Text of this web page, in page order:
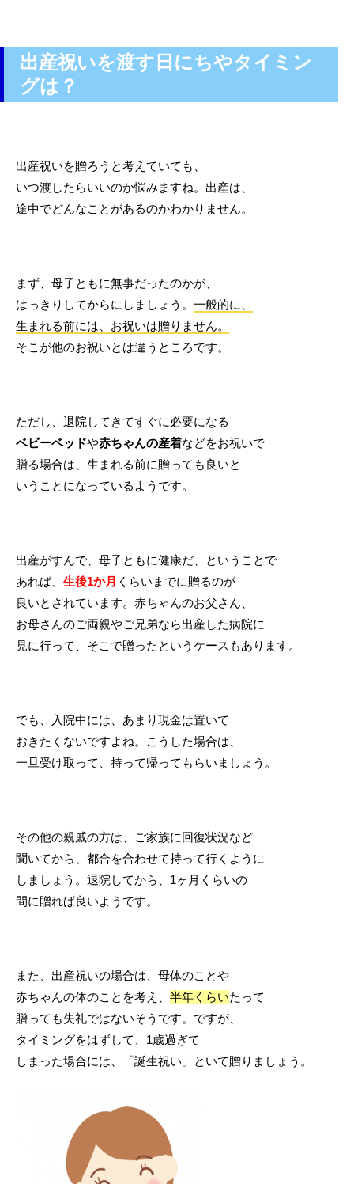
出産祝いを渡す日にちやタイミン
グは？
出産祝いを贈ろうと考えていても、
いつ渡したらいいのか悩みますね。出産は、
途中でどんなことがあるのかわかりません。
まず、母子ともに無事だったのかが、
はっきりしてからにしましょう。 一般的に、
生まれる前には、お祝いは贈りません。
そこが他のお祝いとは違うところです。
ただし、退院してきてすぐに必要になる
ベビーベッドや赤ちゃんの産着などをお祝いで
贈る場合は、生まれる前に贈っても良いと
いうことになっているようです。
出産がすんで、母子ともに健康だ、ということで
あれば、 生後1か月 くらいまでに贈るのが
良いとされています。赤ちゃんのお父さん、
お母さんのご両親やご兄弟なら出産した病院に
見に行って、そこで贈ったというケースもあります。
でも、入院中には、あまり現金は置いて
おきたくないですよね。こうした場合は、
一旦受け取って、持って帰ってもらいましょう。
その他の親戚の方は、ご家族に回復状況など
聞いてから、都合を合わせて持って行くように
しましょう。退院してから、1ヶ月くらいの
間に贈れば良いようです。
また、出産祝いの場合は、母体のことや
赤ちゃんの体のことを考え、 半年くらいたって
贈っても失礼ではないそうです。ですが、
タイミングをはずして、1歳過ぎて
しまった場合には、「誕生祝い」といて贈りましょう。